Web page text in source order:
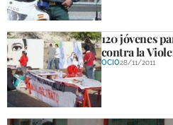
120 jóvenes
contra la
OCIO28/11/2011